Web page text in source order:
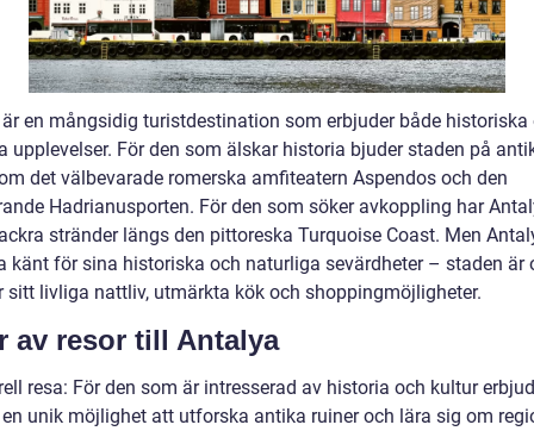
en mångsidig turistdestination som erbjuder både historiska
upplevelser. För den som älskar historia bjuder staden på
det välbevarade romerska amfiteatern Aspendos och den
Hadrianusporten. För den som söker avkoppling har
stränder längs den pittoreska Turquoise Coast. Men
känt för sina historiska och naturliga sevärdheter – staden är
sitt livliga nattliv, utmärkta kök och shoppingmöjligheter.
av resor till Antalya
resa: För den som är intresserad av historia och kultur
unik möjlighet att utforska antika ruiner och lära sig om